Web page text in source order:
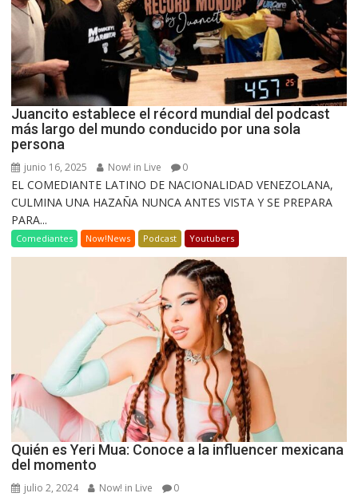
Juancito establece el récord mundial del podcast
más largo del mundo conducido por una sola
persona
junio 16, 2025 Now! in Live 0
EL COMEDIANTE LATINO DE NACIONALIDAD VENEZOLANA,
CULMINA UNA HAZAÑA NUNCA ANTES VISTA Y SE PREPARA
PARA...
Comediantes Now!News Podcast Youtubers
Quién es Yeri Mua: Conoce a la influencer mexicana
del momento
julio 2, 2024 Now! in Live 0